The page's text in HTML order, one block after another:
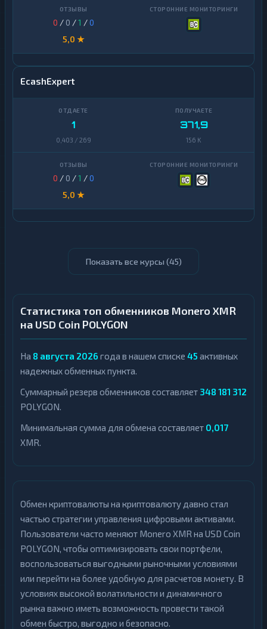
0 / 0 /1 /0
5,0 ★
EcashExpert
1
0,403 / 269
371,9
156 K
0 / 0 /1 /0
5,0 ★
Показать все курсы (45)
Статистика топ обменников Monero XMR
на USD Coin POLYGON
На 8 августа 2026 года в нашем списке 45 активных
надежных обменных пункта.
Суммарный резерв обменников составляет 348 181 312
POLYGON.
Минимальная сумма для обмена составляет 0,017
XMR.
Обмен криптовалюты на криптовалюту давно стал
частью стратегии управления цифровыми активами.
Пользователи часто меняют Monero XMR на USD Coin
POLYGON, чтобы оптимизировать свои портфели,
воспользоваться выгодными рыночными условиями
или перейти на более удобную для расчетов монету. В
условиях высокой волатильности и динамичного
рынка важно иметь возможность провести такой
обмен быстро, выгодно и безопасно.